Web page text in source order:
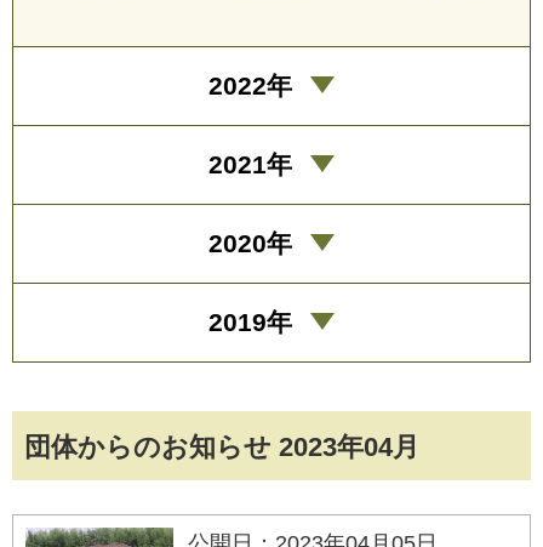
団体からのお知らせ 2023年04月
2022年
2021年
2020年
2019年